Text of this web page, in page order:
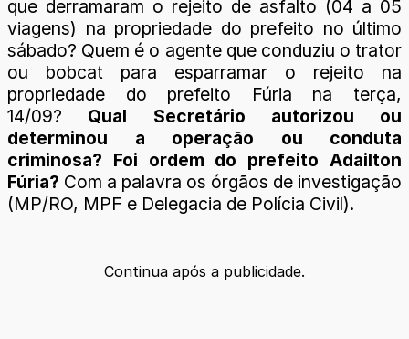
que derramaram o rejeito de asfalto (04 a 05
viagens) na propriedade do prefeito no último
sábado? Quem é o agente que conduziu o trator
ou bobcat para esparramar o rejeito na
propriedade do prefeito Fúria na terça,
14/09? Qual Secretário autorizou ou
determinou a operação ou conduta
criminosa? Foi ordem do prefeito Adailton
Fúria? Com a palavra os órgãos de investigação
(MP/RO, MPF e Delegacia de Polícia Civil).
Continua após a publicidade.